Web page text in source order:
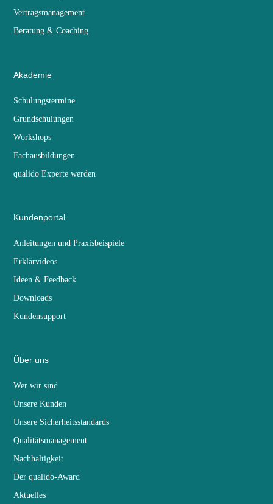
Vertragsmanagement
Beratung & Coaching
Akademie
Schulungstermine
Grundschulungen
Workshops
Fachausbildungen
qualido Experte werden
Kundenportal
Anleitungen und Praxisbeispiele
Erklärvideos
Ideen & Feedback
Downloads
Kundensupport
Über uns
Wer wir sind
Unsere Kunden
Unsere Sicherheitsstandards
Qualitätsmanagement
Nachhaltigkeit
Der qualido-Award
Aktuelles